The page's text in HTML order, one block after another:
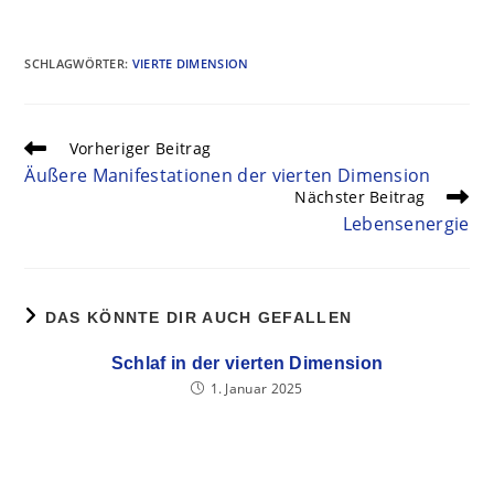
SCHLAGWÖRTER: VIERTE DIMENSION
Vorheriger Beitrag
Äußere Manifestationen der vierten Dimension
Nächster Beitrag
Lebensenergie
DAS KÖNNTE DIR AUCH GEFALLEN
Schlaf in der vierten Dimension
1. Januar 2025